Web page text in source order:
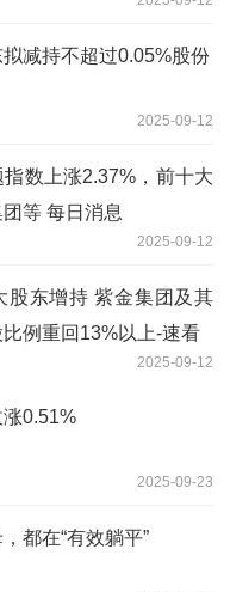
减持不超过0.05%股份
2025-09-12
数上涨2.37%，前十大
等 每日消息
2025-09-12
股东增持 紫金集团及其
例重回13%以上-速看
2025-09-12
0.51%
2025-09-23
都在“有效躺平”